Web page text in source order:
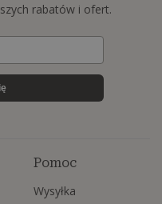
rabatów i ofert.
Pomoc
Wysyłka